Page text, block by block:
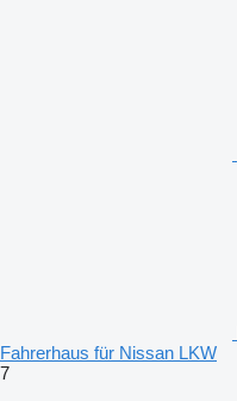
Fahrerhaus für Nissan LKW
7